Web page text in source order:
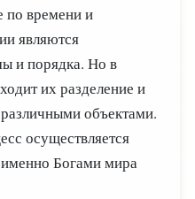
по времени и
являются
и порядка. Но в
их разделение и
объектами.
осуществляется
Богами мира